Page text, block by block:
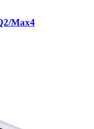
Max4